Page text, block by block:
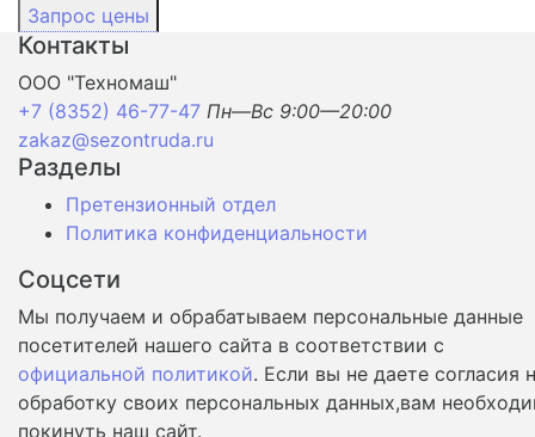
Контакты
ООО "Техномаш"
+7 (8352) 46-77-47 Пн—Вс 9:00—20:00
zakaz@sezontruda.ru
Разделы
Претензионный отдел
Политика конфиденциальности
Соцсети
Мы получаем и обрабатываем персональные данные
посетителей нашего сайта в соответствии с
официальной политикой. Если вы не даете согласия
обработку своих персональных данных,вам
покинуть наш сайт.